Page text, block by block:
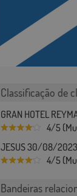
Classificação de
GRAN HOTEL
4/5
JESUS 30/08/
4/5
Bandeiras